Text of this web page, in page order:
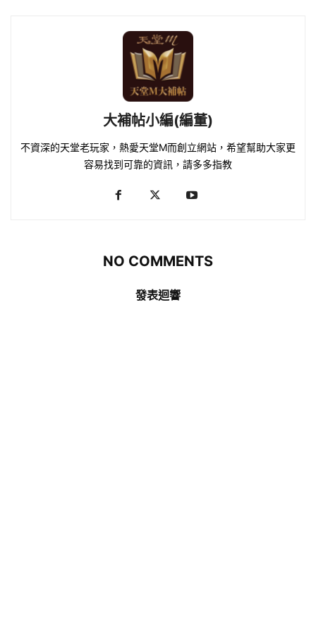
大補帖小編(編董)
不資深的天堂老玩家，熱愛天堂M而創立網站，希望幫助大家更
容易找到可靠的資訊，請多多指教
NO COMMENTS
發表迴響